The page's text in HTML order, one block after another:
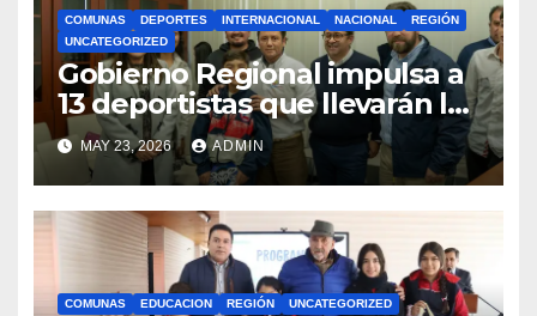
COMUNAS DEPORTES INTERNACIONAL NACIONAL
REGIÓN
UNCATEGORIZED
Gobierno Regional impulsa a
13 deportistas que llevarán la
bandera maulina a
competencias
internacionales
MAY 23, 2026 ADMIN
COMUNAS EDUCACION REGIÓN UNCATEGORIZED